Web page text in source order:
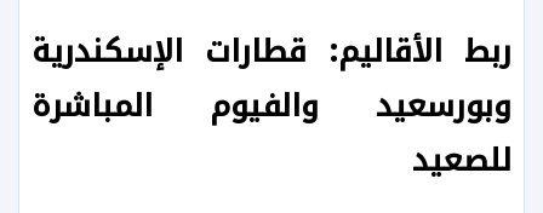
ربط الأقاليم: قطارات الإسكندرية
وبورسعيد والفيوم المباشرة
للصعيد